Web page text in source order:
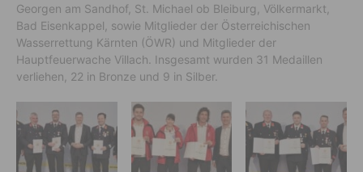
Georgen am Sandhof, St. Michael ob Bleiburg, Völkermarkt,
Bad Eisenkappel, sowie Mitglieder der Österreichischen
Wasserrettung Kärnten (ÖWR) und Mitglieder der
Hauptfeuerwache Villach. Insgesamt wurden 31 Medaillen
verliehen, 22 in Bronze und 9 in Silber.